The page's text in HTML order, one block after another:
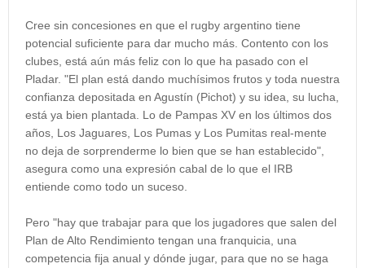
Cree sin concesiones en que el rugby argentino tiene
potencial suficiente para dar mucho más. Contento con los
clubes, está aún más feliz con lo que ha pasado con el
Pladar. "El plan está dando muchísimos frutos y toda nuestra
confianza depositada en Agustín (Pichot) y su idea, su lucha,
está ya bien plantada. Lo de Pampas XV en los últimos dos
años, Los Jaguares, Los Pumas y Los Pumitas real-mente
no deja de sorprenderme lo bien que se han establecido",
asegura como una expresión cabal de lo que el IRB
entiende como todo un suceso.
Pero "hay que trabajar para que los jugadores que salen del
Plan de Alto Rendimiento tengan una franquicia, una
competencia fija anual y dónde jugar, para que no se haga